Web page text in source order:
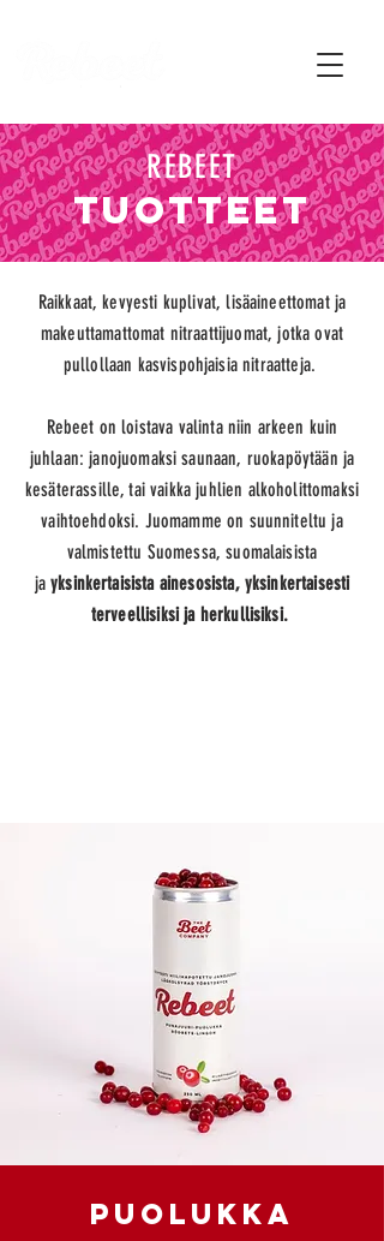
REBEET
TUOTTEET
Raikkaat, kevyesti kuplivat, lisäaineettomat ja
makeuttamattomat nitraattijuomat, jotka ovat
pullollaan kasvispohjaisia nitraatteja.
Rebeet on loistava valinta niin arkeen kuin
juhlaan: janojuomaksi saunaan, ruokapöytään ja
kesäterassille, tai vaikka juhlien alkoholittomaksi
vaihtoehdoksi. Juomamme on suunniteltu ja
valmistettu Suomessa, suomalaisista
jayksinkertaisista ainesosista, yksinkertaisesti
terveellisiksi ja herkullisiksi.
puolukka